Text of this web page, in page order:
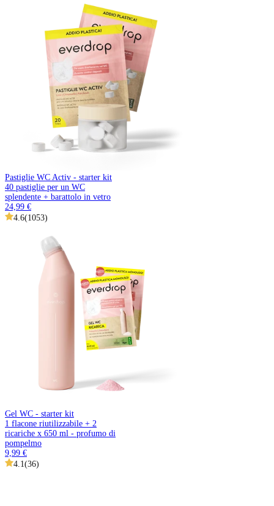
Pastiglie WC Activ - starter kit
40 pastiglie per un WC
splendente + barattolo in vetro
24,99 €
4.6(1053)
Gel WC - starter kit
1 flacone riutilizzabile + 2
ricariche x 650 ml - profumo di
pompelmo
9,99 €
4.1(36)